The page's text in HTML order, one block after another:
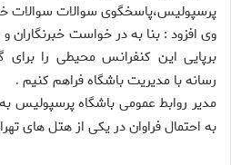
پرسپولیس،پاسخگوی سوالات سوالات
وی افزود : بنا به در خواست خبرنگاران
برپایی این کنفرانس محیطی را
رسانه با مدیریت باشگاه فراهم کنیم .
مدیر روابط عمومی باشگاه
به احتمال فراوان در یکی از هتل های